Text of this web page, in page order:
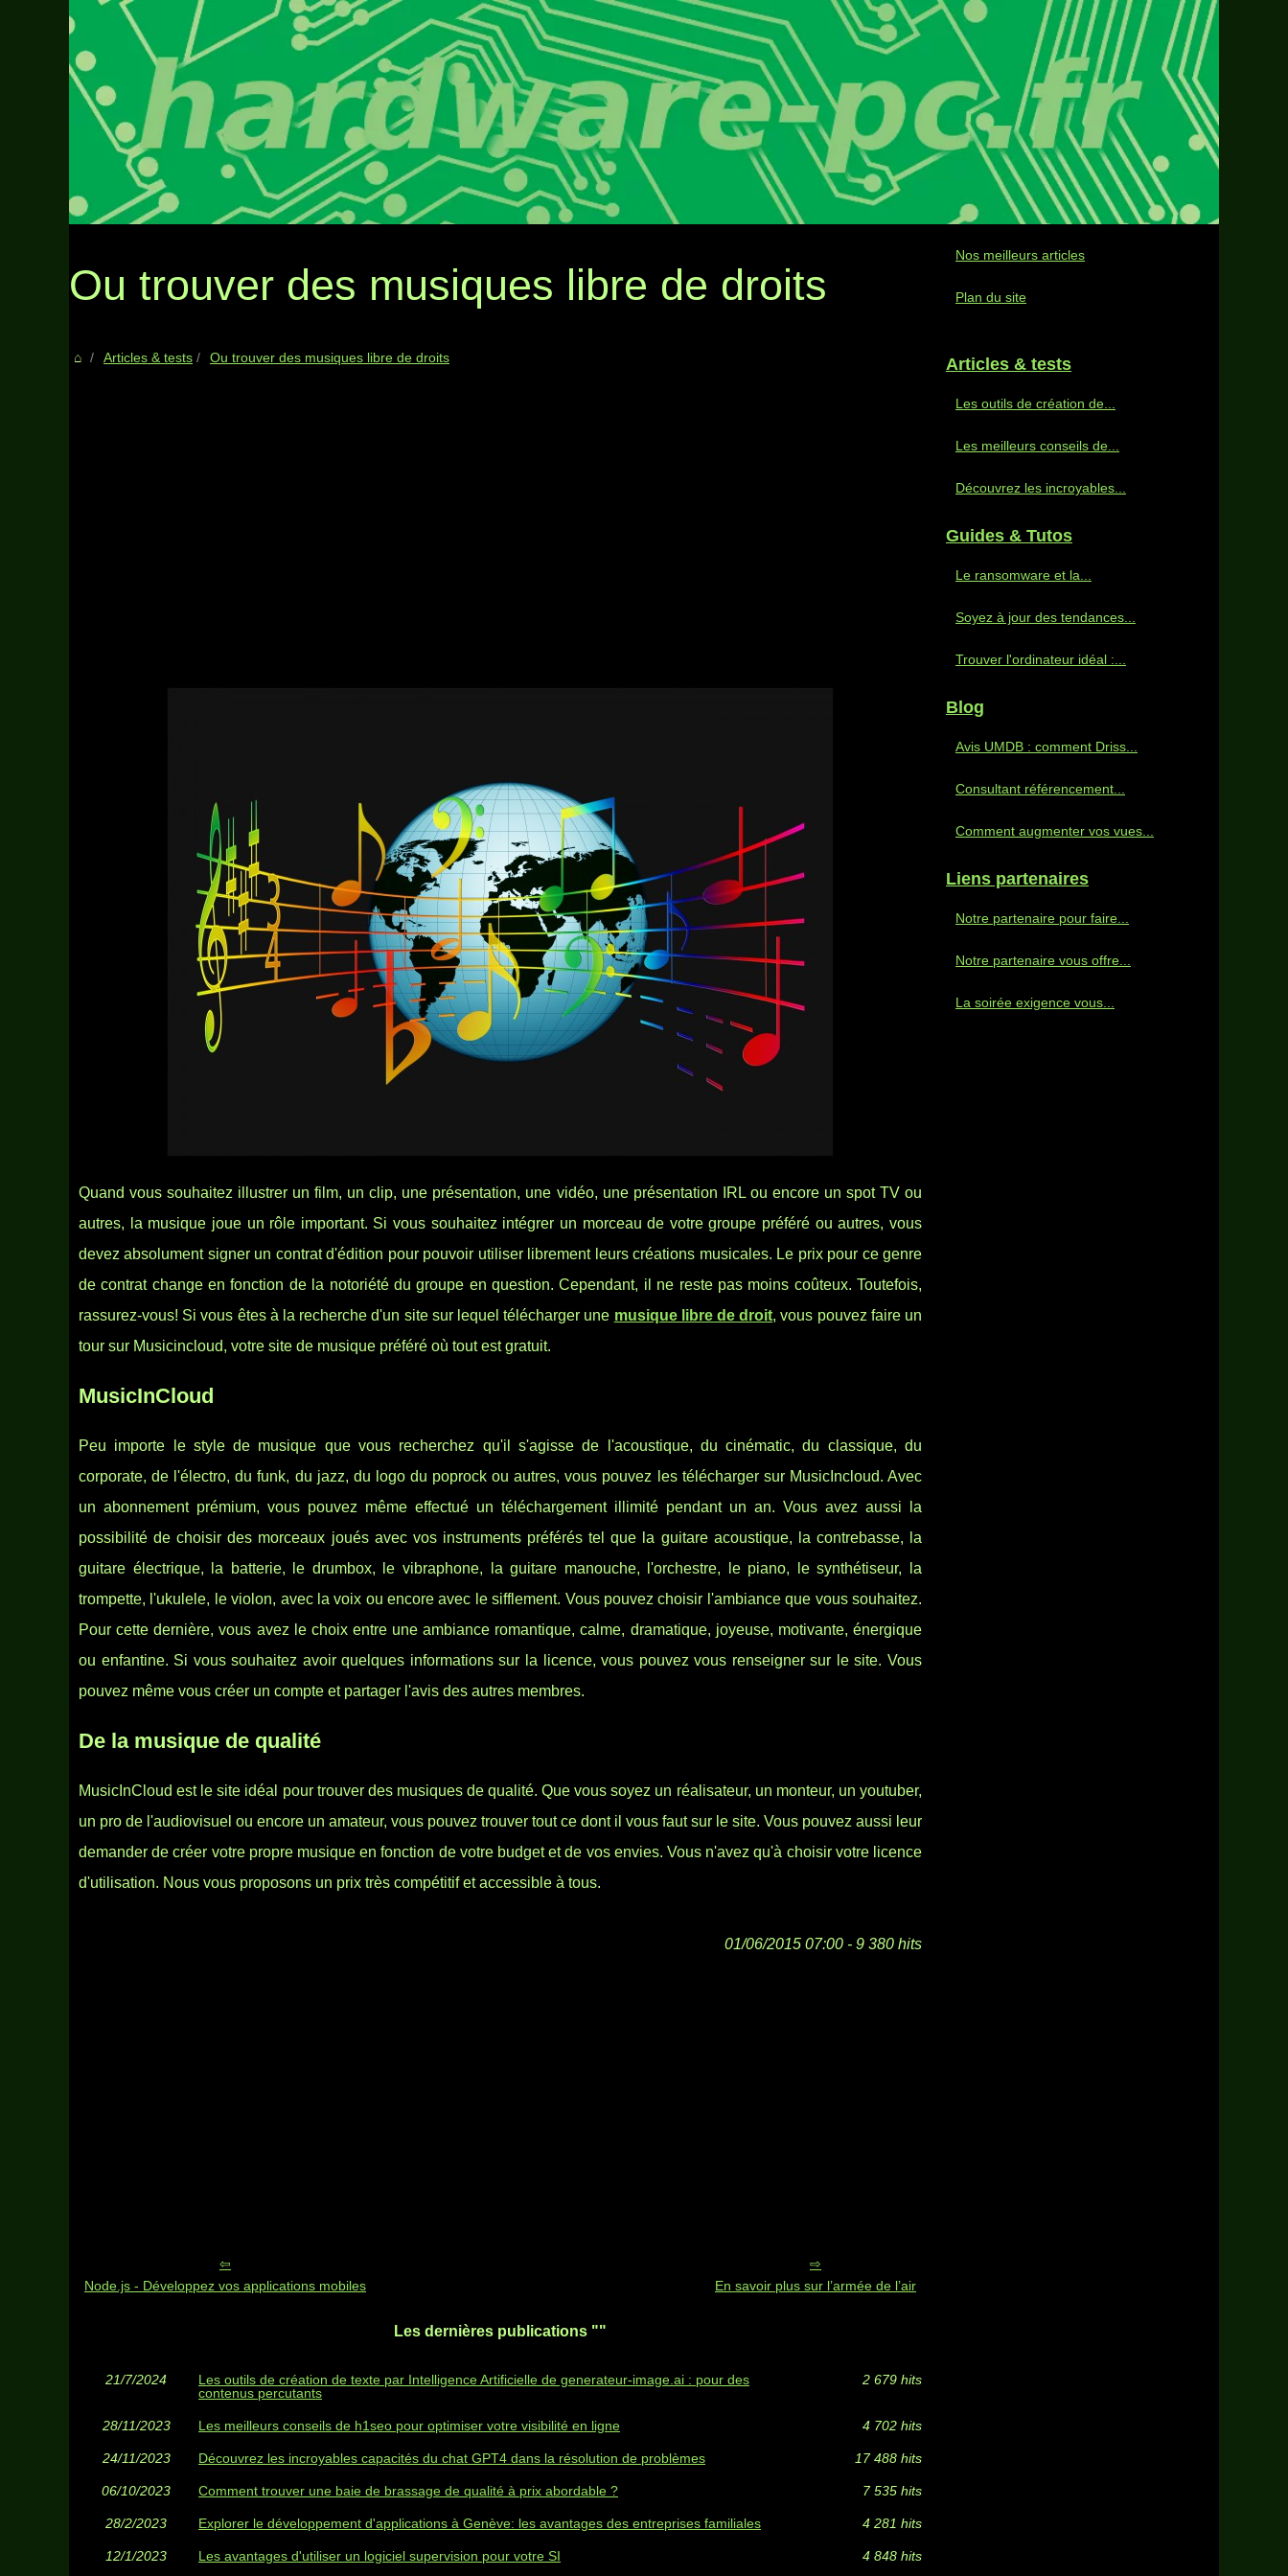
Ou trouver des musiques libre de droits
Articles & tests Ou trouver des musiques libre de droits
Quand vous souhaitez illustrer un film, un clip, une présentation, une vidéo, une présentation IRL ou encore un spot TV ou
autres, la musique joue un rôle important. Si vous souhaitez intégrer un morceau de votre groupe préféré ou autres, vous
devez absolument signer un contrat d'édition pour pouvoir utiliser librement leurs créations musicales. Le prix pour ce genre
de contrat change en fonction de la notoriété du groupe en question. Cependant, il ne reste pas moins coûteux. Toutefois,
rassurez-vous! Si vous êtes à la recherche d'un site sur lequel télécharger une musique libre de droit, vous pouvez faire un
tour sur Musicincloud, votre site de musique préféré où tout est gratuit.
MusicInCloud
Peu importe le style de musique que vous recherchez qu'il s'agisse de l'acoustique, du cinématic, du classique, du
corporate, de l'électro, du funk, du jazz, du logo du poprock ou autres, vous pouvez les télécharger sur MusicIncloud. Avec
un abonnement prémium, vous pouvez même effectué un téléchargement illimité pendant un an. Vous avez aussi la
possibilité de choisir des morceaux joués avec vos instruments préférés tel que la guitare acoustique, la contrebasse, la
guitare électrique, la batterie, le drumbox, le vibraphone, la guitare manouche, l'orchestre, le piano, le synthétiseur, la
trompette, l'ukulele, le violon, avec la voix ou encore avec le sifflement. Vous pouvez choisir l'ambiance que vous souhaitez.
Pour cette dernière, vous avez le choix entre une ambiance romantique, calme, dramatique, joyeuse, motivante, énergique
ou enfantine. Si vous souhaitez avoir quelques informations sur la licence, vous pouvez vous renseigner sur le site. Vous
pouvez même vous créer un compte et partager l'avis des autres membres.
De la musique de qualité
MusicInCloud est le site idéal pour trouver des musiques de qualité. Que vous soyez un réalisateur, un monteur, un youtuber,
un pro de l'audiovisuel ou encore un amateur, vous pouvez trouver tout ce dont il vous faut sur le site. Vous pouvez aussi leur
demander de créer votre propre musique en fonction de votre budget et de vos envies. Vous n'avez qu'à choisir votre licence
d'utilisation. Nous vous proposons un prix très compétitif et accessible à tous.
01/06/2015 07:00 - 9 380 hits
Node.js - Développez vos applications mobiles En savoir plus sur l’armée de l’air
Les dernières publications ""
21/7/2024
Les outils de création de texte par Intelligence Artificielle de generateur-image.ai : pour des
contenus percutants
2 679 hits
28/11/2023 Les meilleurs conseils de h1seo pour optimiser votre visibilité en ligne 4 702 hits
24/11/2023 Découvrez les incroyables capacités du chat GPT4 dans la résolution de problèmes 17 488 hits
06/10/2023 Comment trouver une baie de brassage de qualité à prix abordable ? 7 535 hits
28/2/2023 Explorer le développement d'applications à Genève: les avantages des entreprises familiales 4 281 hits
12/1/2023 Les avantages d'utiliser un logiciel supervision pour votre SI 4 848 hits
Nos meilleurs articles
Plan du site
Articles & tests
Les outils de création de...
Les meilleurs conseils de...
Découvrez les incroyables...
Guides & Tutos
Le ransomware et la...
Soyez à jour des tendances...
Trouver l'ordinateur idéal :...
Blog
Avis UMDB : comment Driss...
Consultant référencement...
Comment augmenter vos vues...
Liens partenaires
Notre partenaire pour faire...
Notre partenaire vous offre...
La soirée exigence vous...